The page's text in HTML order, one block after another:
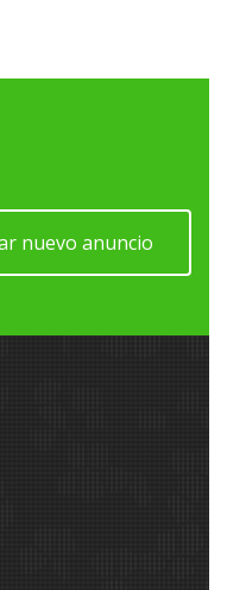
nuevo anuncio